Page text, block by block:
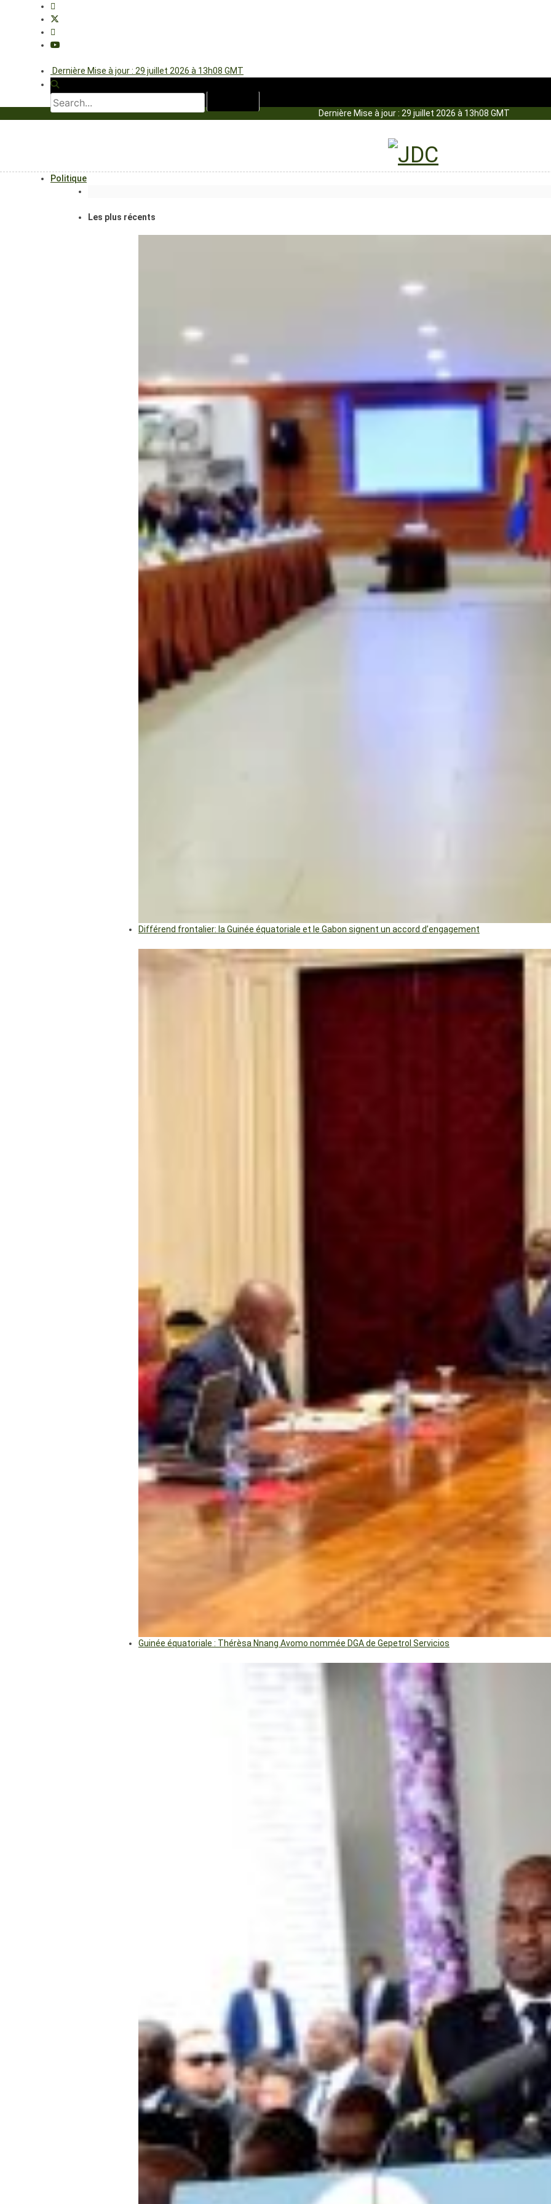
Dernière Mise à jour : 29 juillet 2026 à 13h08 GMT
Dernière Mise à jour : 29 juillet 2026 à 13h08 GMT
Politique
Les plus récents
Différend frontalier: la Guinée équatoriale et le Gabon signent un accord d’engagement
Guinée équatoriale : Thérèsa Nnang Avomo nommée DGA de Gepetrol Servicios